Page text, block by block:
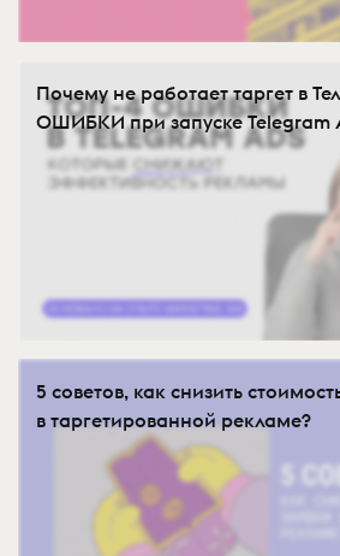
Почему не работает таргет в
ОШИБКИ при запуске Telegram
5 советов, как снизить
в таргетированной рекламе?